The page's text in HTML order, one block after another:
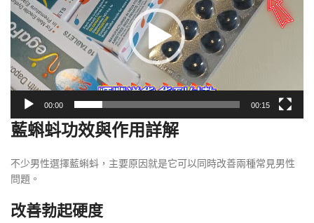
放
器
00:00 00:15
藍蝌蚪功效與作用詳解
不少男性選擇藍蝌蚪，主要原因就是它可以同時改善兩種常見男性
問題。
改善勃起硬度